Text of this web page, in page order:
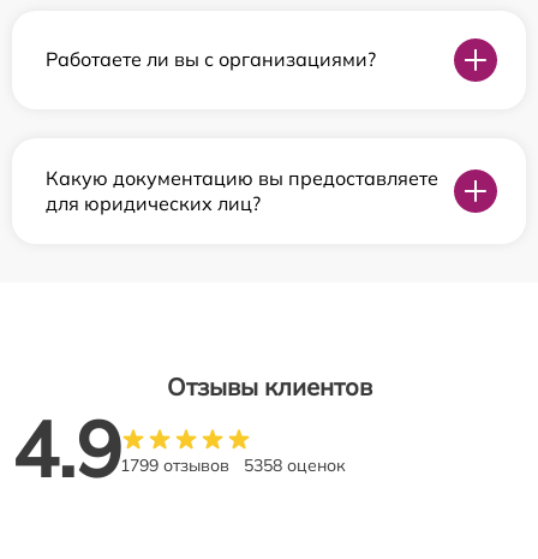
Работаете ли вы с организациями?
Какую документацию вы предоставляете
для юридических лиц?
Отзывы клиентов
4.91799 отзывов 5358 оценок